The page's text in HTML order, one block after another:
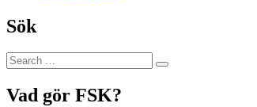
Sök
Search
for:
Search
Vad gör FSK?